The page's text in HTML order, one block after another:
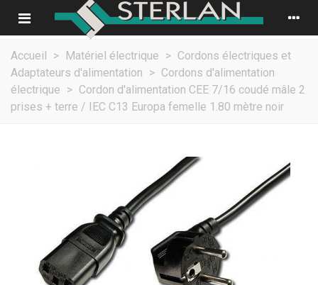
Accueil > Matériel électrique > Cordons électriques et
Adaptateurs d'alimentation > Cordons d'alimentation
électrique > Cordon d'alimentation CEE 7/16 coudé mâle 2
prises + terre / IEC C13 Europa femelle 1.80 mètre noir